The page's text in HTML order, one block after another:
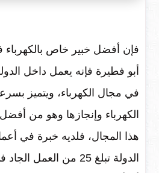
فإن أفضل خبير خاص
أبو فطيرة فإنه يعمل داخل
في مجال الكهرباء، ويتميز
الكهرباء وإنجازها وهو من
هذا المجال، فلديه خبرة في
الدولة تبلغ 25 من